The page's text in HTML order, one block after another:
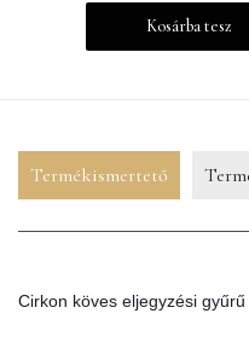
Kosárba tesz
Termékismertető
Cirkon köves eljegyzési